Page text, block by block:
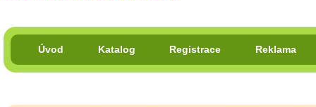
Úvod Katalog Registrace Reklama